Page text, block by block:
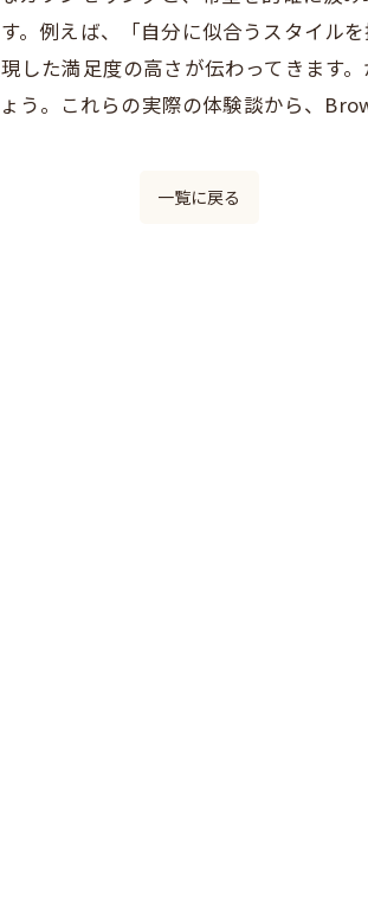
。例えば、「自分に似合うスタイル
した満足度の高さが伝わってきます
。これらの実際の体験談から、
一覧に戻る